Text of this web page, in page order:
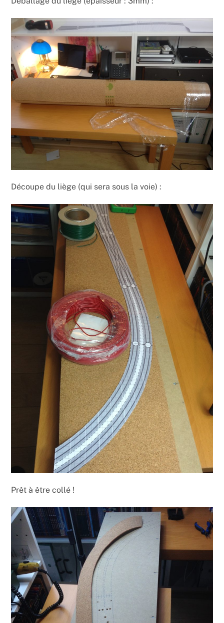
Découpe du liège (qui sera sous la voie) :
Prêt à être collé !